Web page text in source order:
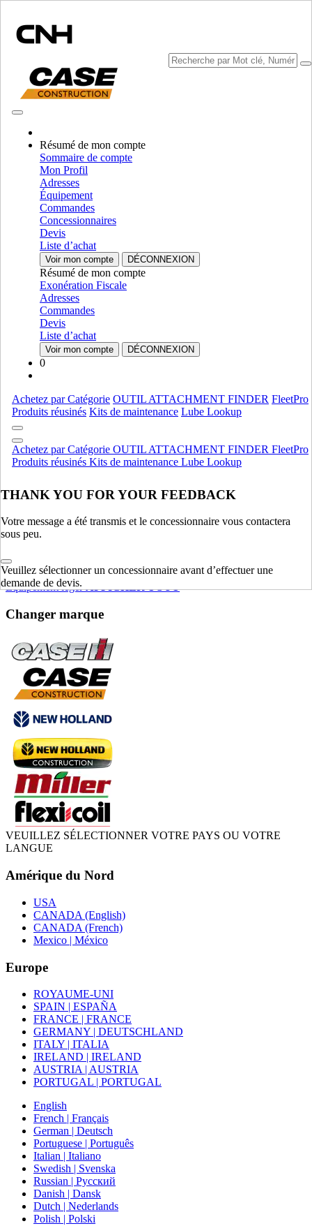
Résumé de mon compte
Sommaire de compte
Mon Profil
Adresses
Équipement
Commandes
Concessionnaires
Devis
Liste d’achat
Voir mon compte DÉCONNEXION
Résumé de mon compte
Exonération Fiscale
Adresses
Commandes
Devis
Liste d’achat
Voir mon compte DÉCONNEXION
0
Achetez par Catégorie OUTIL ATTACHMENT FINDER FleetPro
Produits réusinés Kits de maintenance Lube Lookup
Achetez par Catégorie OUTIL ATTACHMENT FINDER FleetPro
Produits réusinés Kits de maintenance Lube Lookup
THANK YOU FOR YOUR FEEDBACK
Votre message a été transmis et le concessionnaire vous contactera
sous peu.
Veuillez sélectionner un concessionnaire avant d’effectuer une
demande de devis.
Sélectionner marque
Fermer le Menu
ÉQUIPEMENT
AUTORÉPARATION
ÉQUIPEMENT
Carter Carter
Fpt Fpt
Fpt Fpt
MoteurAFFICHER TOUT
Équipement lourd
Compactage
Pelles Sur Chenilles Pelles Sur Chenilles
Équipement lourdAFFICHER TOUT
Charheuses Sur Pneus Compactes Charheuses Sur Pneus
Compactes
ForkLifts ForkLifts
Sur Chenilles
Équipement légerAFFICHER TOUT
Changer marque
VEUILLEZ SÉLECTIONNER VOTRE PAYS OU VOTRE
LANGUE
Amérique du Nord
USA
CANADA (English)
CANADA (French)
Mexico | México
Europe
ROYAUME-UNI
SPAIN | ESPAÑA
FRANCE | FRANCE
GERMANY | DEUTSCHLAND
ITALY | ITALIA
IRELAND | IRELAND
AUSTRIA | AUSTRIA
PORTUGAL | PORTUGAL
English
French | Français
German | Deutsch
Portuguese | Português
Italian | Italiano
Swedish | Svenska
Russian | Русский
Danish | Dansk
Dutch | Nederlands
Polish | Polski